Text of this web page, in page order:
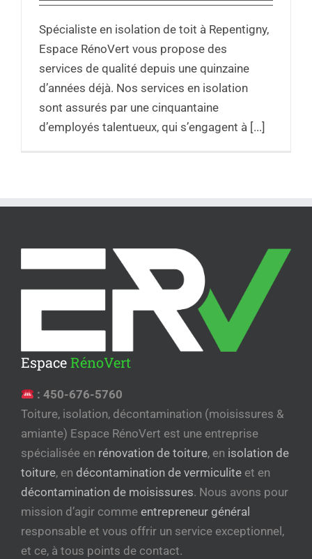
Spécialiste en isolation de toit à Repentigny,
Espace RénoVert vous propose des
services de qualité depuis une quinzaine
d’années déjà. Nos services en isolation
sont assurés par une cinquantaine
d’employés talentueux, qui s’engagent à [...]
EspaceRénoVert
:450-676-5760
Toiture, isolation, décontamination (moisissures &
amiante) Espace RénoVert est une entreprise
spécialisée en rénovation de toiture, en isolation de
toiture, en décontamination de vermiculite et en
décontamination de moisissures. Nous avons pour
mission d’agir comme entrepreneur général
responsable et vous offrir un service exceptionnel,
et ce, à tous points de contact.